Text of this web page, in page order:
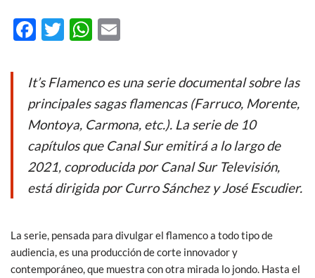
F
e
b
o
o
k
T
itt
er
W
at
s
A
p
p
ail
It’s Flamenco es una serie documental sobre las
principales sagas flamencas (Farruco, Morente,
Montoya, Carmona, etc.). La serie de 10
capítulos que Canal Sur emitirá a lo largo de
2021, coproducida por Canal Sur Televisión,
está dirigida por Curro Sánchez y José Escudier.
La serie, pensada para divulgar el flamenco a todo tipo de
audiencia, es una producción de corte innovador y
contemporáneo, que muestra con otra mirada lo jondo. Hasta el